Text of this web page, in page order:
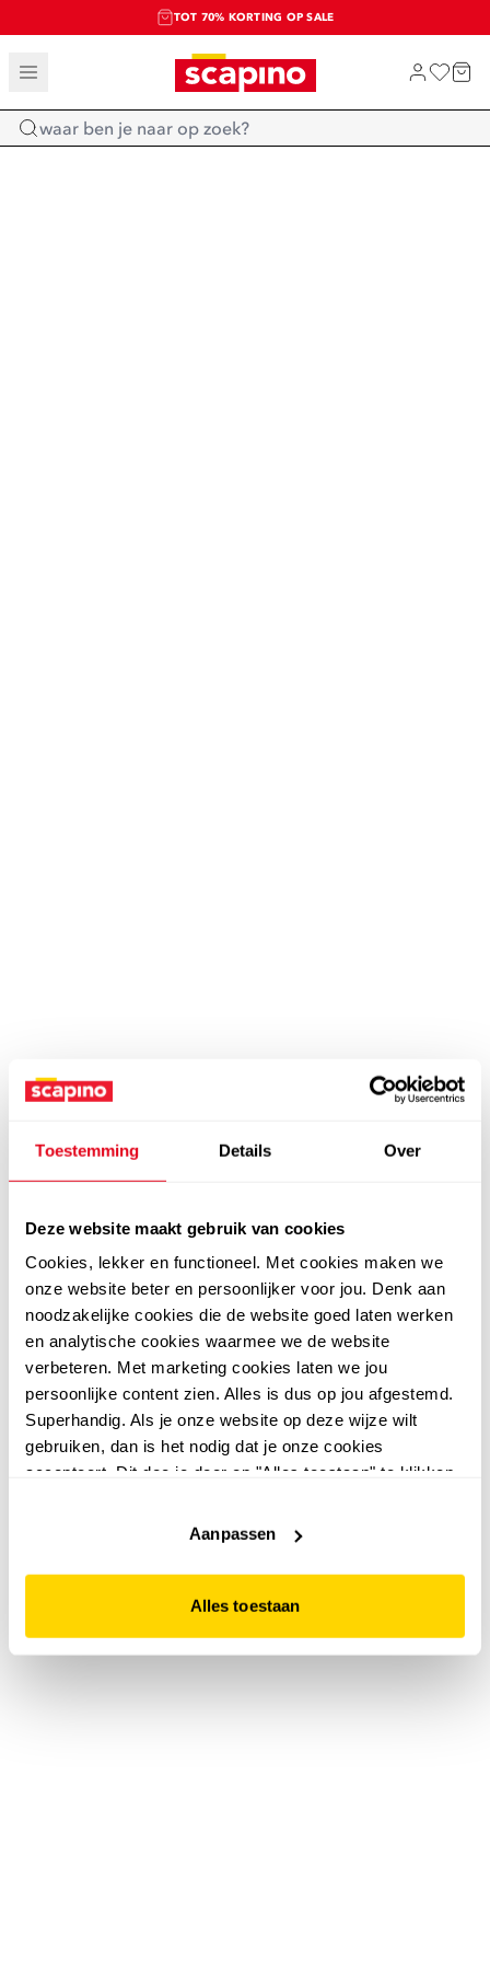
Toestemming Details Over
Deze website maakt gebruik van cookies
Cookies, lekker en functioneel. Met cookies maken we
onze website beter en persoonlijker voor jou. Denk aan
noodzakelijke cookies die de website goed laten werken
en analytische cookies waarmee we de website
verbeteren. Met marketing cookies laten we jou
persoonlijke content zien. Alles is dus op jou afgestemd.
Superhandig. Als je onze website op deze wijze wilt
gebruiken, dan is het nodig dat je onze cookies
accepteert. Dit doe je door op "Alles toestaan" te klikken.
website niet optimaal functioneert.
Aanpassen
Alles toestaan
TOT 70% KORTING OP SALE
SALE: LAATSTE KANS!
SHOP NIEUW
Home